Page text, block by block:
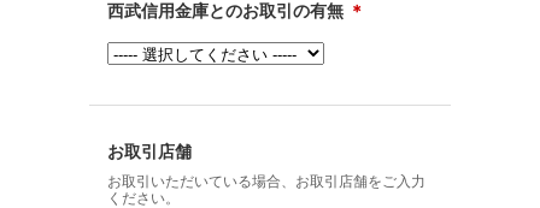
西武信用金庫とのお取引の有無 ＊
お取引店舗
お取引いただいている場合、お取引店舗をご入力
ください。